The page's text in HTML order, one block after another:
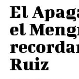
El
el
Ruiz